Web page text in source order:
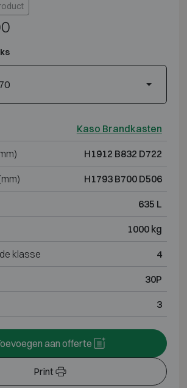
Kaso Brandkasten
H1912 B832 D722
H1793 B700 D506
635 L
1000 kg
klasse 4
30P
3
Print
aan offerte